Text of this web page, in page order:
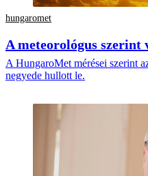
hungaromet
A meteorológus
A HungaroMet mérései szerint
negyede hullott le.